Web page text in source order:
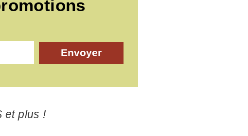
Envoyer
et plus !